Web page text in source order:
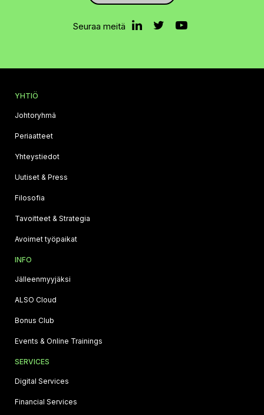
Seuraa meitä
YHTIÖ
Johtoryhmä
Periaatteet
Yhteystiedot
Uutiset & Press
Filosofia
Tavoitteet & Strategia
Avoimet työpaikat
INFO
Jälleenmyyjäksi
ALSO Cloud
Bonus Club
Events & Online Trainings
SERVICES
Digital Services
Financial Services